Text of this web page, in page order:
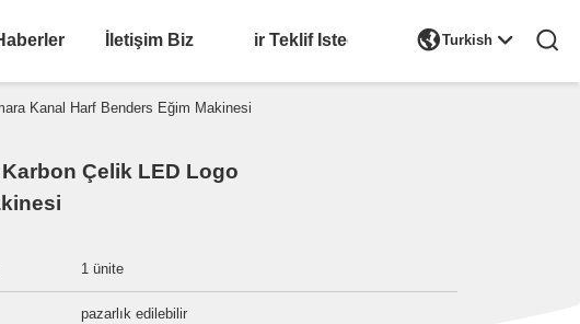
İletişim Biz Bir Teklif Isteği Turkish 
Kanal Harf Benders Eğim Makinesi
Çelik LED Logo
1 ünite
pazarlık edilebilir